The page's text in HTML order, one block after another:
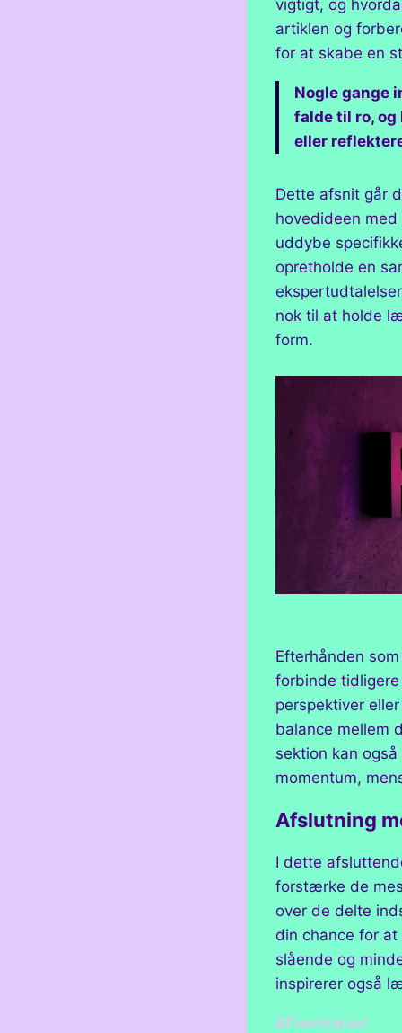
vigtigt, og
artiklen og
for at skabe en
Nogle gange
falde til ro,
eller
Dette afsnit går
hovedideen
uddybe
opretholde en
nok til at holde
form.
Efterhånden
forbinde
perspektiver
balance mellem
sektion kan
momentum,
Afslutning
I dette
forstærke de
over de delte
din chance for
slående og
inspirerer også
Indlæg-
#Fremhævet